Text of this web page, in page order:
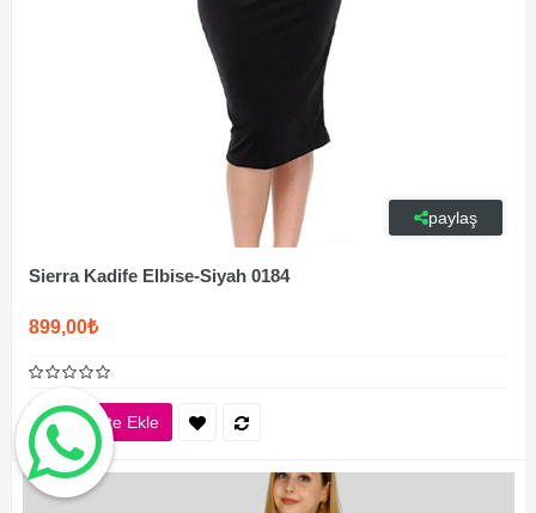
paylaş
Sierra Kadife Elbise-Siyah 0184
899,00₺
Sepete Ekle